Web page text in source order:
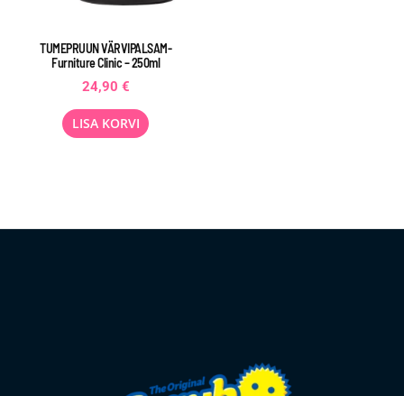
TUMEPRUUN VÄRVIPALSAM-
Furniture Clinic – 250ml
24,90 €
LISA KORVI